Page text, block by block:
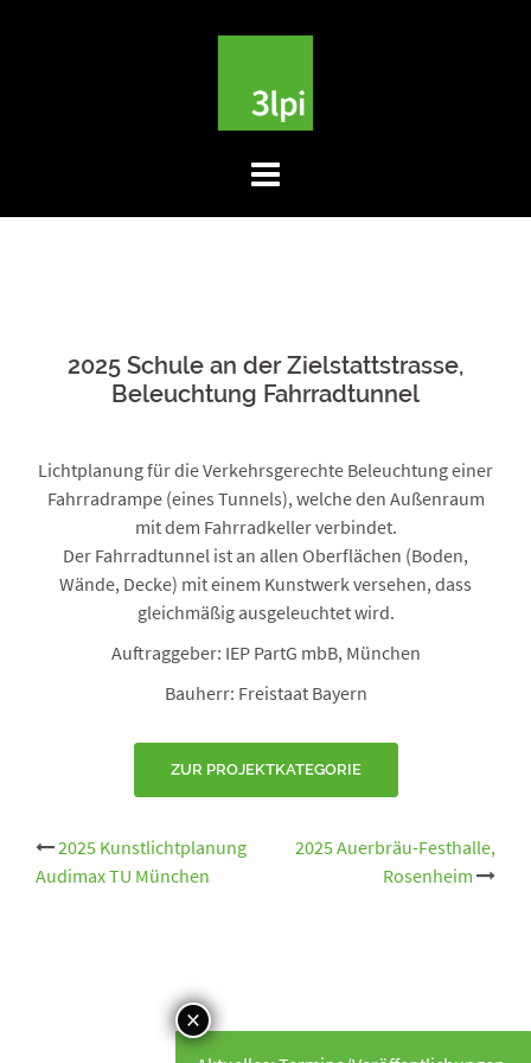
2025 Schule an der Zielstattstrasse,
Beleuchtung Fahrradtunnel
Lichtplanung für die Verkehrsgerechte Beleuchtung einer
Fahrradrampe (eines Tunnels), welche den Außenraum
mit dem Fahrradkeller verbindet.
Der Fahrradtunnel ist an allen Oberflächen (Boden,
Wände, Decke) mit einem Kunstwerk versehen, dass
gleichmäßig ausgeleuchtet wird.
Auftraggeber: IEP PartG mbB, München
Bauherr: Freistaat Bayern
ZUR PROJEKTKATEGORIE
Beitrags-
Navigation
2025 Kunstlichtplanung
Audimax TU München
2025 Auerbräu-Festhalle,
Rosenheim